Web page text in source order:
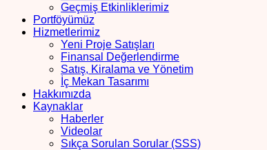
Geçmiş Etkinliklerimiz
Portföyümüz
Hizmetlerimiz
Yeni Proje Satışları
Finansal Değerlendirme
Satış, Kiralama ve Yönetim
İç Mekan Tasarımı
Hakkımızda
Kaynaklar
Haberler
Videolar
Sıkça Sorulan Sorular (SSS)